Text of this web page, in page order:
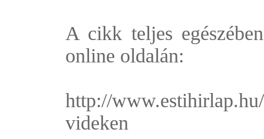
A cikk teljes
online oldalán:
http://
videken